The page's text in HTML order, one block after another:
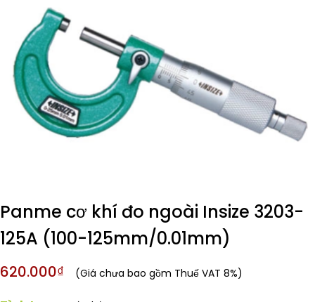
Panme cơ khí đo ngoài Insize 3203-
125A (100-125mm/0.01mm)
620.000₫ (Giá chưa bao gồm Thuế VAT 8%)